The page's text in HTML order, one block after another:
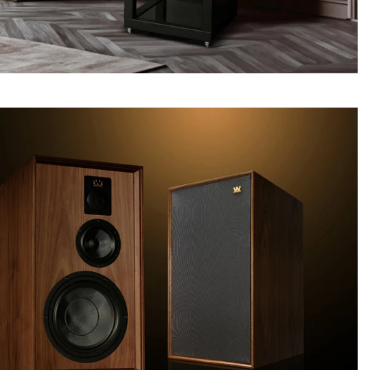
Making a Stand
Wharfedales direktør for akustisk design, Peter Comeau. Hver aspekt
glasindsats i møbelkvalitet, Dovedale-stativet forstærker kompromisløs
tilgang i 'Made in the UK'-temaet for tilbagevenden af Wharfedale